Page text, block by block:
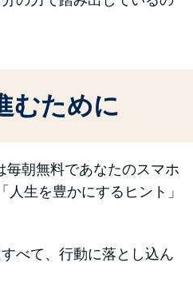
むために
毎朝無料であなたのスマホ
生を豊かにするヒント」
べて、行動に落とし込ん